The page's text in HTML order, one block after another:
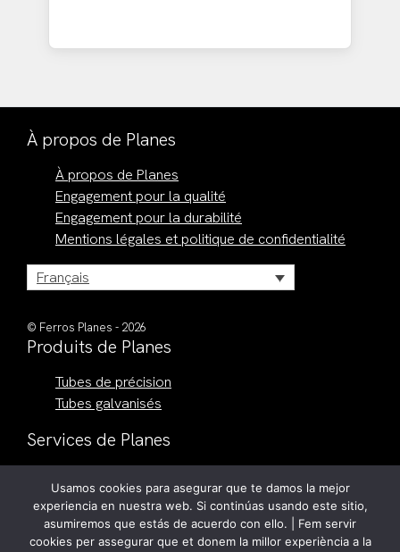
À propos de Planes
À propos de Planes
Engagement pour la qualité
Engagement pour la durabilité
Mentions légales et politique de confidentialité
Français
© Ferros Planes - 2026
Produits de Planes
Tubes de précision
Tubes galvanisés
Services de Planes
Découpe sur mesure
Conformation des extrémités
Tôlerie
Usamos cookies para asegurar que te damos la mejor
experiencia en nuestra web. Si continúas usando este sitio,
asumiremos que estás de acuerdo con ello. | Fem servir
cookies per assegurar que et donem la millor experiència a la